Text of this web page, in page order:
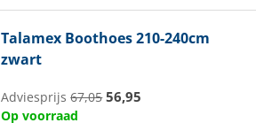
Talamex Boothoes 210-240cm
zwart
Adviesprijs67,05 56,95
Op voorraad